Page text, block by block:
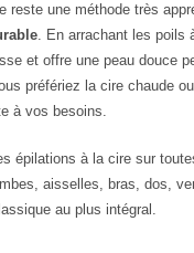
reste une méthode très
. En arrachant les poils
et offre une peau douce
préfériez la cire chaude
à vos besoins.
épilations à la cire sur
aisselles, bras, dos,
au plus intégral.